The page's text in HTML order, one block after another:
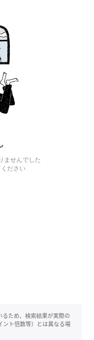
ませんでした
ださい
ため、検索結果が実際の
ント倍数等）とは異なる場